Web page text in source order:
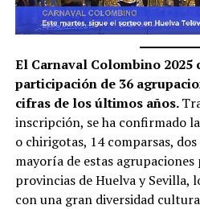
El Carnaval Colombino 2025
participación de 36
cifras de los últimos años.
inscripción, se ha confirmado
o chirigotas, 14 comparsas,
mayoría de estas agrupaciones
provincias de Huelva y Sevilla,
con una gran diversidad